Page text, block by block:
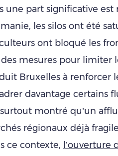
une part significative est
les silos ont été
ont bloqué les
mesures pour limiter
Bruxelles à renforcer
davantage certains
montré qu’un
régionaux déjà
ce contexte, l’ouverture